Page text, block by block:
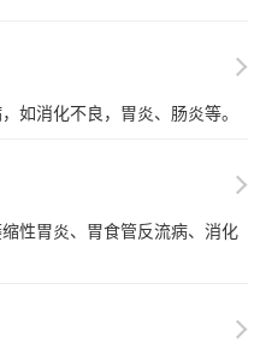
如消化不良，胃炎、肠炎等。
性胃炎、胃食管反流病、消化